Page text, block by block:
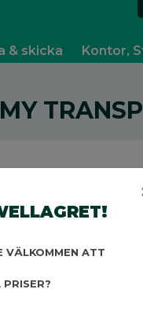
& skicka Kontor,
VÄLKOMMEN ATT
PRISER?